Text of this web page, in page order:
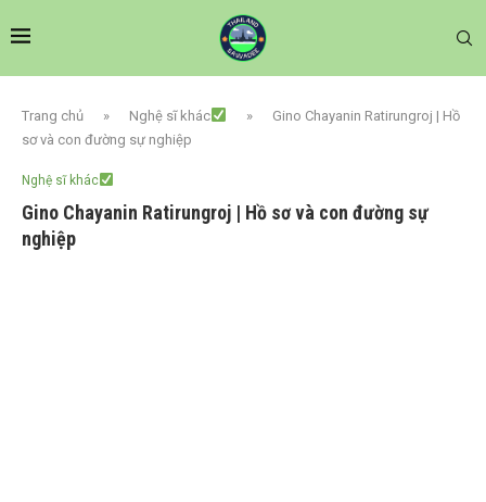
Trang chủ » Nghệ sĩ khác »
Gino Chayanin Ratirungroj | Hồ
sơ và con đường sự nghiệp
Nghệ sĩ khác
Gino Chayanin Ratirungroj | Hồ sơ và con đường sự
nghiệp